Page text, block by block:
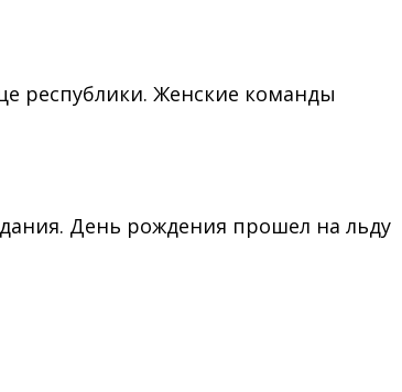
республики. Женские команды
День рождения прошел на льду